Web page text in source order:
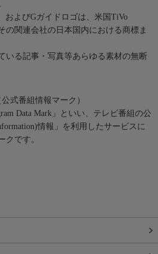
およびGガイドロゴは、米国TiVo
の関連会社の日本国内における商標ま
いる記事・写真等あらゆる素材の無断
式番組情報マーク）
Data Mark」といい、テレビ番組の公
情報」を利用したサービスに
クです。